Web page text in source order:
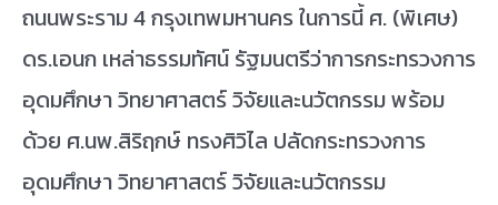
ถนนพระราม 4 กรุงเทพมหานคร ในการนี้ ศ. (พิเศษ)
ดร.เอนก เหล่าธรรมทัศน์ รัฐมนตรีว่าการกระทรวงการ
อุดมศึกษา วิทยาศาสตร์ วิจัยและนวัตกรรม พร้อม
ด้วย ศ.นพ.สิริฤกษ์ ทรงศิวิไล ปลัดกระทรวงการ
อุดมศึกษา วิทยาศาสตร์ วิจัยและนวัตกรรม